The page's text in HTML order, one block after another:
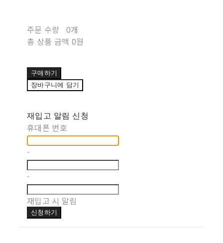
주문 수량
0개
총 상품 금액 0원
구매하기
장바구니에 담기
재입고 알림 신청
휴대폰 번호
-
-
재입고 시 알림
신청하기